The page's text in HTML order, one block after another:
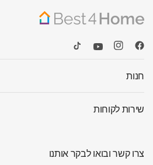
חנות
שירות לקוחות
צרו קשר ובואו לבקר אותנו